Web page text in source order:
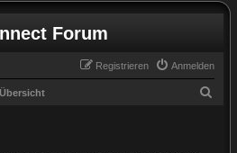
Forum
Anmelden
Registrieren